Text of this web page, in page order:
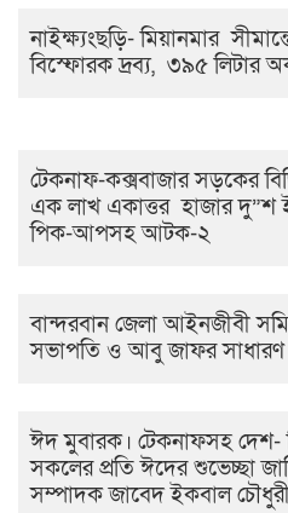
নাইক্ষ্যংছড়ি- মিয়ানমার
বিস্ফোরক দ্রব্য, ৩৯৫ লিটার
টেকনাফ-কক্সবাজার সড়কের
এক লাখ একাত্তর হাজার দু”শ
পিক-আপসহ আটক-২
বান্দরবান জেলা আইনজীবী
সভাপতি ও আবু জাফর সাধারণ
ঈদ মুবারক। টেকনাফসহ দেশ-
সকলের প্রতি ঈদের শুভেচ্ছা
সম্পাদক জাবেদ ইকবাল